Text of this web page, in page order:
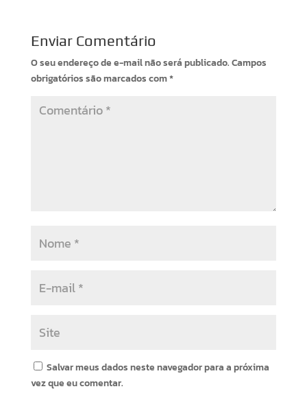
Enviar Comentário
O seu endereço de e-mail não será publicado.Campos
obrigatórios são marcados com*
Salvar meus dados neste navegador para a próxima
vez que eu comentar.